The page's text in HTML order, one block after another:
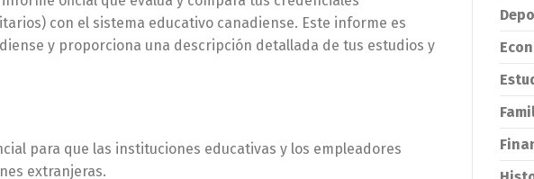
con el sistema educativo canadiense. Este informe es
y proporciona una descripción detallada de tus estudios y
para que las instituciones educativas y los empleadores
extranjeras.